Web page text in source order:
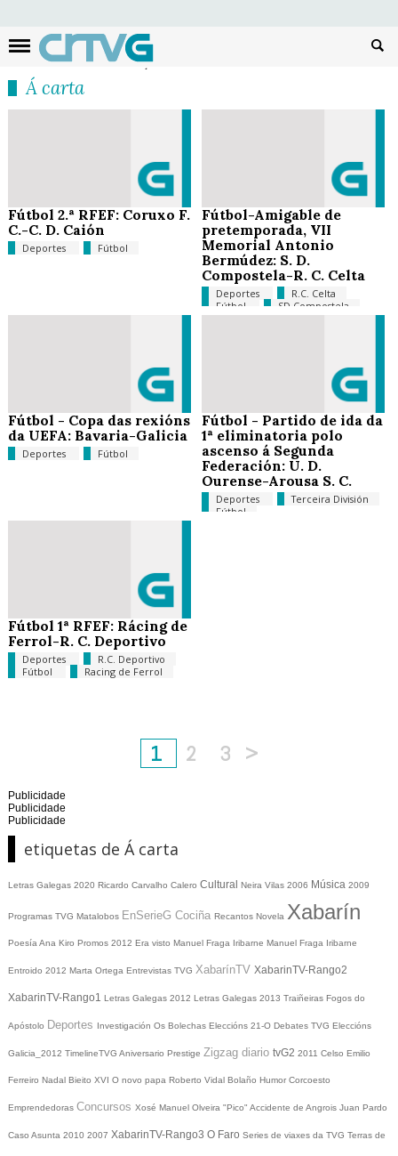
Á carta
Fútbol 2.ª RFEF: Coruxo F.
C.-C. D. Caión
Deportes Fútbol
Fútbol-Amigable de
pretemporada, VII
Memorial Antonio
Bermúdez: S. D.
Compostela-R. C. Celta
Deportes
R.C. Celta
Fútbol
SD Compostela
Fútbol - Copa das rexións
da UEFA: Bavaria-Galicia
Deportes Fútbol
Fútbol - Partido de ida da
1ª eliminatoria polo
ascenso á Segunda
Federación: U. D.
Ourense-Arousa S. C.
Deportes
Terceira División
Fútbol
Fútbol 1ª RFEF: Rácing de
Ferrol-R. C. Deportivo
Deportes
R.C. Deportivo
Fútbol
Racing de Ferrol
1 2 3 >
Publicidade
Publicidade
Publicidade
etiquetas de Á carta
Letras Galegas 2020 Ricardo Carvalho Calero Cultural Neira Vilas 2006 Música 2009
Programas TVG Matalobos EnSerieG Cociña Recantos Novela Xabarín
Poesía Ana Kiro Promos 2012 Era visto Manuel Fraga Iribarne Manuel Fraga Iribarne
Entroido 2012 Marta Ortega Entrevistas TVG XabarínTV XabarinTV-Rango2
XabarinTV-Rango1 Letras Galegas 2012 Letras Galegas 2013 Traiñeiras Fogos do
Apóstolo Deportes Investigación Os Bolechas Eleccións 21-O Debates TVG Eleccións
Galicia_2012 TimelineTVG Aniversario Prestige Zigzag diario tvG2 2011 Celso Emilio
Ferreiro Nadal Bieito XVI O novo papa Roberto Vidal Bolaño Humor Corcoesto
Emprendedoras Concursos Xosé Manuel Olveira "Pico" Accidente de Angrois Juan Pardo
Caso Asunta 2010 2007 XabarinTV-Rango3 O Faro Series de viaxes da TVG Terras de